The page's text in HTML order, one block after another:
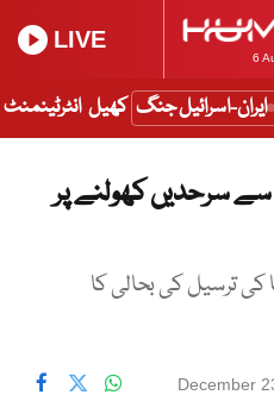
6
LIVE
ایران-اسرائیل جنگ کھیل انٹرٹینمنٹ
سے سرحدیں کھولنے پر
ترسیل کی بحالی کا
December